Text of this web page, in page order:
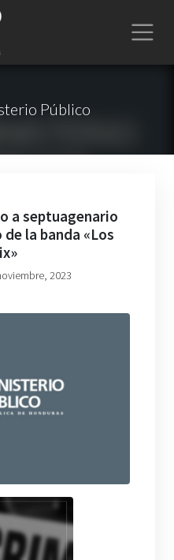
Público
a septuagenario
la banda «Los
2023